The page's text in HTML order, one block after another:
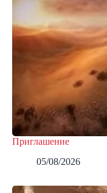
Приглашение
05/08/2026